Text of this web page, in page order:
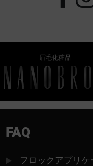
眉毛化粧品
FAQ
フロックアプリケ